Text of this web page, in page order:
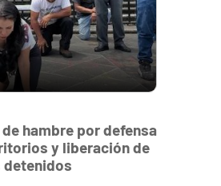
de hambre por defensa
y liberación de
detenidos